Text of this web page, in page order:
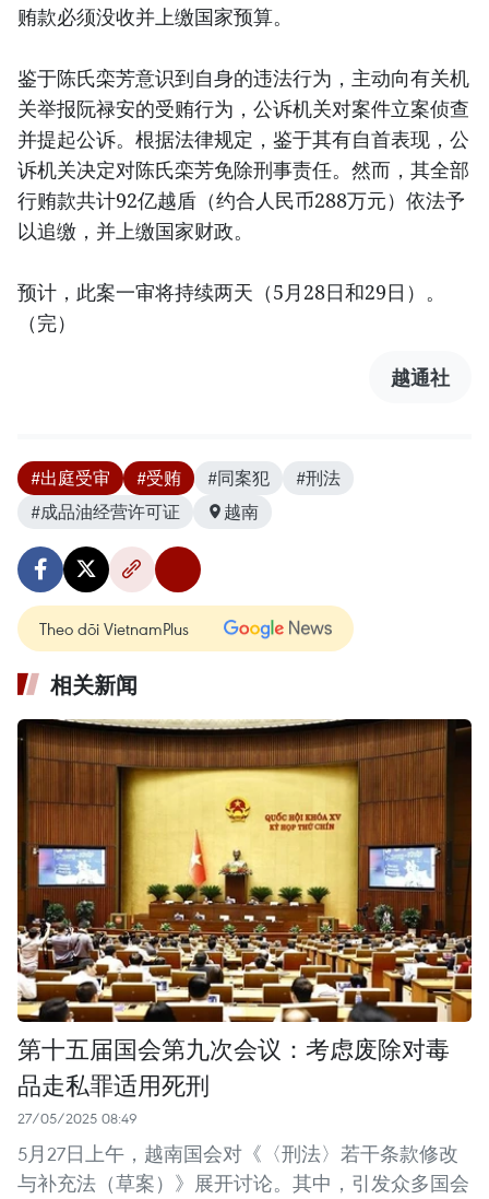
贿款必须没收并上缴国家预算。
鉴于陈氏栾芳意识到自身的违法行为，主动向有关机
关举报阮禄安的受贿行为，公诉机关对案件立案侦查
并提起公诉。根据法律规定，鉴于其有自首表现，公
诉机关决定对陈氏栾芳免除刑事责任。然而，其全部
行贿款共计92亿越盾（约合人民币288万元）依法予
以追缴，并上缴国家财政。
预计，此案一审将持续两天（5月28日和29日）。
（完）
越通社
#出庭受审 #受贿 #同案犯
#刑法
#成品油经营许可证
越南
Theo dõi VietnamPlus
相关新闻
第十五届国会第九次会议：考虑废除对毒
品走私罪适用死刑
27/05/2025 08:49
5月27日上午，越南国会对《〈刑法〉若干条款修改
与补充法（草案）》展开讨论。其中，引发众多国会